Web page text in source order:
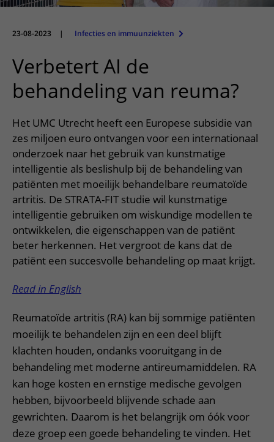
Onderzoeken en diagnostiek
Bloedprikken
Wachttijden
Wijzigen patiëntgegevens
Mijn UMC Utrecht patiëntportaal
Faciliteiten en voorzieningen
Bezoekregels
Parkeren
Wegwijs in het ziekenhuis
Contact met verpleegafdeling
Het Wilhelmina Kinderziekenhuis
Diagnostiek aanvragen
Zorgverlenersportaal
Onderwijs
Werken bij het UMC Utrecht
23-08-2023 | Infecties en immuunziekten
Verbetert AI de
behandeling van reuma?
Het UMC Utrecht heeft een Europese subsidie van
zes miljoen euro ontvangen voor een internationaal
onderzoek naar het gebruik van kunstmatige
intelligentie als beslishulp bij de behandeling van
patiënten met moeilijk behandelbare reumatoïde
artritis. De STRATA-FIT studie wil kunstmatige
intelligentie gebruiken om wiskundige modellen te
ontwikkelen, die eigenschappen van de patiënt
beter herkennen. Het vergroot de kans dat de
patiënt een succesvolle behandeling op maat krijgt.
Read in English
Reumatoïde artritis (RA) kan bij sommige patiënten
moeilijk te behandelen zijn en een deel blijft
klachten houden, ondanks vooruitgang in de
behandeling met moderne antireumamiddelen. RA
kan hoge kosten en ernstige medische gevolgen
hebben, bijvoorbeeld blijvende schade aan
gewrichten. Daarom is het belangrijk om óók voor
deze groep een goede behandeling te vinden. Het